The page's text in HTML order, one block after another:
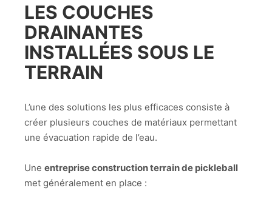
LES COUCHES
DRAINANTES
INSTALLÉES SOUS LE
TERRAIN
L’une des solutions les plus efficaces consiste à
créer plusieurs couches de matériaux permettant
une évacuation rapide de l’eau.
Une entreprise construction terrain de pickleball
met généralement en place :